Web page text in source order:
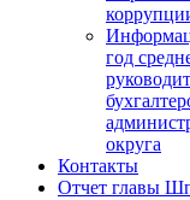
год
округа
Контакты
Отчет главы